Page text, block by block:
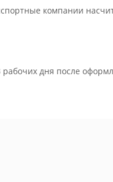
компании
дня после